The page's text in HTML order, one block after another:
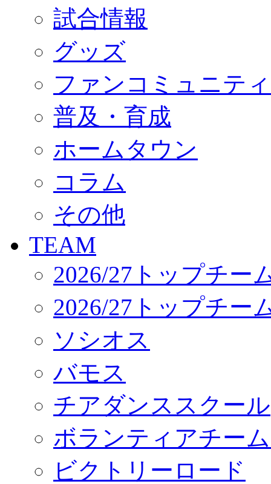
GOODS
オフィシャルストア（実店舗）
オンラインストア
ACADEMY
アカデミーについて
コーチ&スタッフ
ジュニア
ジュニアユース
ユース
練習拠点（ナラディーア）
SCHOOL
CLUB
パートナー募集
クラブ理念
サステナビリティ
Web制作支援
応援プロジェクト
試合情報
グッズ
ファンコミュニティ
普及・育成
ホームタウン
コラム
その他
TEAM
2026/27トップチー
2026/27トップチー
ソシオス
バモス
チアダンススクール
ボランティアチー
ビクトリーロード